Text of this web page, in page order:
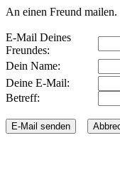
An einen Freund mailen.
E-Mail Deines
Freundes:
Dein Name:
Deine E-Mail:
Betreff: